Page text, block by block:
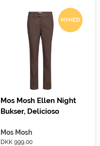
Mos Mosh Ellen Night
Bukser, Delicioso
Mos Mosh
DKK 999,00